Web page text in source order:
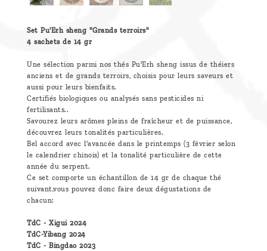
Set Pu'Erh sheng "Grands terroirs"
4 sachets de 14 gr
Une sélection parmi nos thés Pu'Erh sheng issus de théiers
anciens et de grands terroirs, choisis pour leurs saveurs et
aussi pour leurs bienfaits.
Certifiés biologiques ou analysés sans pesticides ni
fertilisants..
Savourez leurs arômes pleins de fraîcheur et de puissance,
découvrez leurs tonalités particulières.
Bel accord avec l'avancée dans le printemps (3 février selon
le calendrier chinois) et la tonalité particulière de cette
année du serpent.
Ce set comporte un échantillon de 14 gr de chaque thé
suivant,vous pouvez donc faire deux dégustations de
chacun:
TdC - Xigui 2024
TdC-Yibang 2024
TdC - Bingdao 2023